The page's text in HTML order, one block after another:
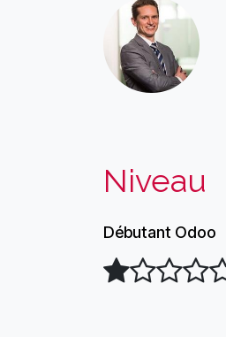
Niveau
Débutant Odoo